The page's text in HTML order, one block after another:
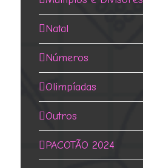
Natal
Números
Olimpíadas
Outros
PACOTÃO 2024